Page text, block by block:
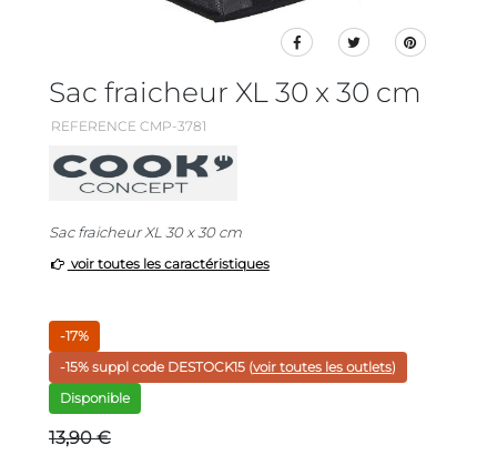
Sac fraicheur XL 30 x 30 cm
REFERENCE CMP-3781
Sac fraicheur XL 30 x 30 cm
voir toutes les caractéristiques
-17%
-15% suppl code DESTOCK15 (voir toutes les outlets)
Disponible
13,90 €